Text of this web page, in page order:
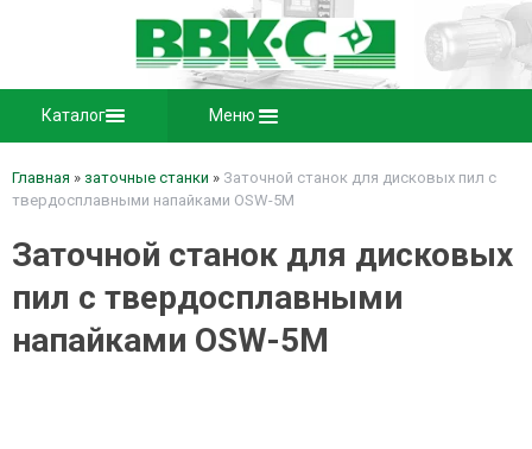
Каталог Меню
Главная » заточные станки » Заточной станок для дисковых пил с
твердосплавными напайками OSW-5M
Заточной станок для дисковых
пил с твердосплавными
напайками OSW-5M